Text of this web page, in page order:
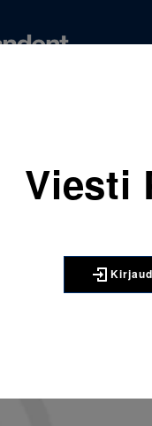
sisään nähdäksesi
Viesti